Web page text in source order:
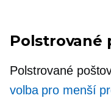
Polstrované
Polstrované
volba pro menší